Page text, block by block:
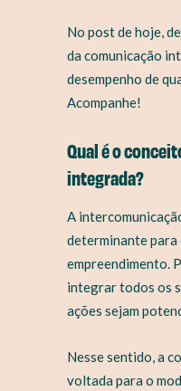
No post de hoje,
da comunicação
desempenho de
Acompanhe!
Qual é o
integrada?
A
determinante para
empreendimento.
integrar todos os
ações sejam
Nesse sentido, a
voltada para o